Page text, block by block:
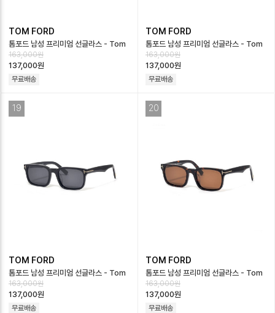
TOM FORD
톰포드 남성 프리미엄 선글라스 - Tom
Ford Mens Premium Glasses -…
163,000원
137,000원
무료배송
TOM FORD
톰포드 남성 프리미엄 선글라스 - Tom
Ford Mens Premium Glasses -…
163,000원
137,000원
무료배송
19
TOM FORD
톰포드 남성 프리미엄 선글라스 - Tom
Ford Mens Premium Glasses -…
163,000원
137,000원
무료배송
20
TOM FORD
톰포드 남성 프리미엄 선글라스 - Tom
Ford Mens Premium Glasses -…
163,000원
137,000원
무료배송